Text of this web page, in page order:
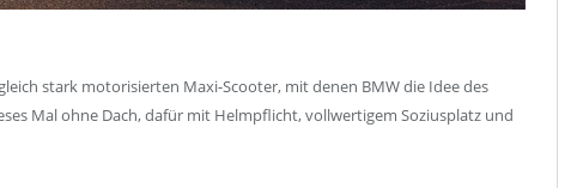
stark motorisierten Maxi-Scooter, mit denen BMW die Idee des
Mal ohne Dach, dafür mit Helmpflicht, vollwertigem Soziusplatz und